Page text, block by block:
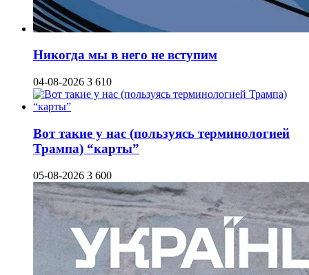
Никогда мы в него не вступим
04-08-2026 3 610
Вот такие у нас (пользуясь терминологией
Трампа) “карты”
05-08-2026 3 600